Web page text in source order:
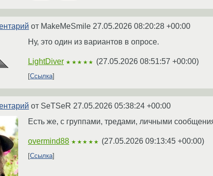
от MakeMeSmile 27.05.2026 08:20:28 +00:00
Ну, это один из вариантов в опросе.
LightDiver ★★★★★ (27.05.2026 08:51:57 +00:00)
Ссылка
от SeTSeR 27.05.2026 05:38:24 +00:00
Есть же, с группами, тредами, личными
overmind88 ★★★★★ (27.05.2026 09:13:45 +00:00)
Ссылка